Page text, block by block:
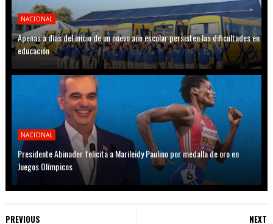
NACIONAL
Apenas a días del inicio de un nuevo año escolar persisten las dificultades en
educación
NACIONAL
Presidente Abinader felicita a Marileidy Paulino por medalla de oro en
Juegos Olímpicos
NEXT
PREVIOUS